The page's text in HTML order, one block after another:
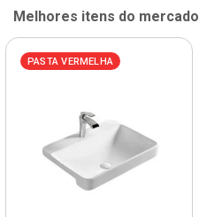
Melhores itens do mercado
PASTA VERMELHA